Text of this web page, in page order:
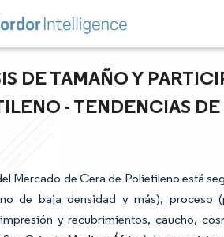
DE TAMAÑO Y
- TENDENCIAS
Mercado de Cera de Polietileno está
de baja densidad y más), proceso
y recubrimientos, caucho,